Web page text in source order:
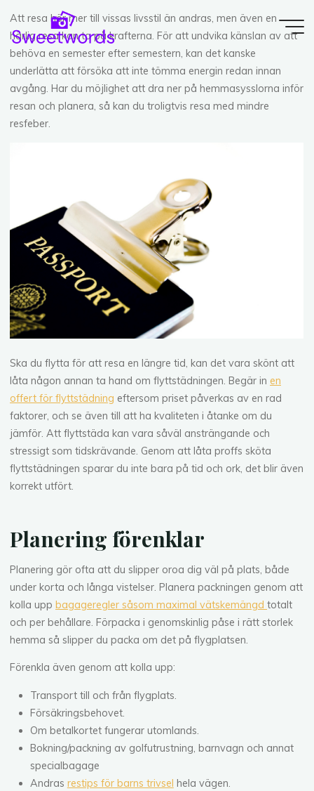
content
Att resa hör mer till vissas livsstil än andras, men även en
härlig resa kan ta på krafterna. För att undvika känslan av att
behöva en semester efter semestern, kan det kanske
underlätta att försöka att inte tömma energin redan innan
avgång. Har du möjlighet att dra ner på hemmasysslorna inför
resan och planera, så kan du troligtvis resa med mindre
resfeber.
Ska du flytta för att resa en längre tid, kan det vara skönt att
låta någon annan ta hand om flyttstädningen. Begär inen
offert för flyttstädning eftersom priset påverkas av en rad
faktorer, och se även till att ha kvaliteten i åtanke om du
jämför. Att flyttstäda kan vara såväl ansträngande och
stressigt som tidskrävande. Genom att låta proffs sköta
flyttstädningen sparar du inte bara på tid och ork, det blir även
korrekt utfört.
Planering förenklar
Planering gör ofta att du slipper oroa dig väl på plats, både
under korta och långa vistelser. Planera packningen genom att
kolla uppbagageregler såsom maximal vätskemängdtotalt
och per behållare. Förpacka i genomskinlig påse i rätt storlek
hemma så slipper du packa om det på flygplatsen.
Förenkla även genom att kolla upp:
Transport till och från flygplats.
Försäkringsbehovet.
Om betalkortet fungerar utomlands.
Bokning/packning av golfutrustning, barnvagn och annat
specialbagage
Andrasrestips för barns trivsel hela vägen.